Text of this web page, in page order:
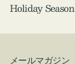
Holiday
メールマガジン